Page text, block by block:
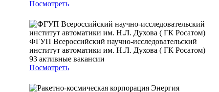
Посмотреть
ФГУП Всероссийский научно-исследовательский
институт автоматики им. Н.Л. Духова ( ГК Росатом)
93 активные вакансии
Посмотреть